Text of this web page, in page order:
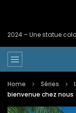
Home Séries
bienvenue chez nous